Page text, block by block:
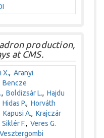
production,
at CMS.
X.,Aranyi
Bencze
,Boldizsár L.,Hajdu
Hidas P.,Horváth
Kapusi A.,Krajczár
Siklér F.,Veres G.
Vesztergombi